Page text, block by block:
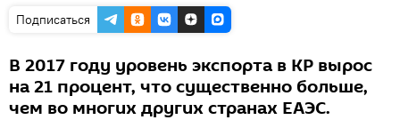
Подписаться
В 2017 году уровень экспорта в КР вырос
на 21 процент, что существенно больше,
чем во многих других странах ЕАЭС.